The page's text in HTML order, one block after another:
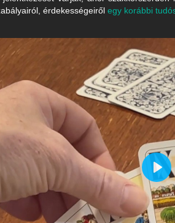
érdekességeiről egy korábbi
Play